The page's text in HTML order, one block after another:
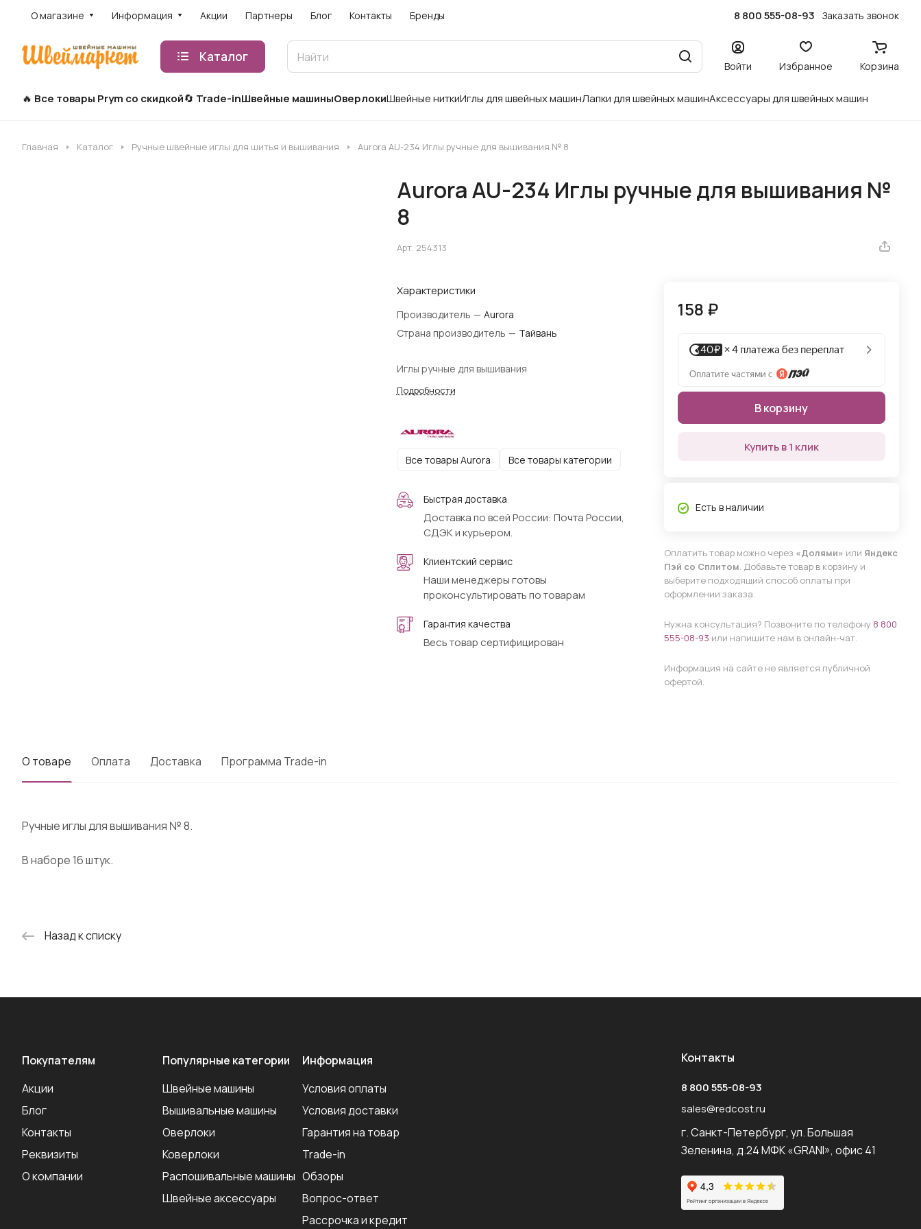
О магазине Информация Акции Партнеры Блог Контакты Бренды 8 800 555-08-93 Заказать звонок
Каталог
Войти Избранное Корзина
Все товары Prym со скидкой Trade-inШвейные машиныОверлокиШвейные ниткиИглы для швейных машинЛапки для швейных машинАксессуары для швейных машин
Главная Каталог Ручные швейные иглы для шитья и вышивания Aurora AU-234 Иглы ручные для вышивания № 8
Aurora AU-234 Иглы ручные для вышивания №
8
Арт. 254313
Характеристики
Производитель — Aurora
Страна производитель — Тайвань
Иглы ручные для вышивания
Подробности
Все товары Aurora Все товары категории
Быстрая доставка
Доставка по всей России: Почта России,
СДЭК и курьером.
Клиентский сервис
Наши менеджеры готовы
проконсультировать по товарам
Гарантия качества
Весь товар сертифицирован
158 ₽
В корзину
Купить в 1 клик
Есть в наличии
Оплатить товар можно через «Долями» или Яндекс
Пэй со Сплитом. Добавьте товар в корзину и
выберите подходящий способ оплаты при
оформлении заказа.
Нужна консультация? Позвоните по телефону 8 800
555-08-93 или напишите нам в онлайн-чат.
Информация на сайте не является публичной
офертой.
О товаре Оплата Доставка Программа Trade-in
Ручные иглы для вышивания № 8.
В наборе 16 штук.
Назад к списку
Покупателям
Акции
Блог
Контакты
Реквизиты
О компании
Популярные категории
Швейные машины
Вышивальные машины
Оверлоки
Коверлоки
Распошивальные машины
Швейные аксеcсуары
Информация
Условия оплаты
Условия доставки
Гарантия на товар
Trade-in
Обзоры
Вопрос-ответ
Рассрочка и кредит
Контакты
8 800 555-08-93
sales@redcost.ru
г. Санкт-Петербург, ул. Большая
Зеленина, д.24 МФК «GRANI», офис 41